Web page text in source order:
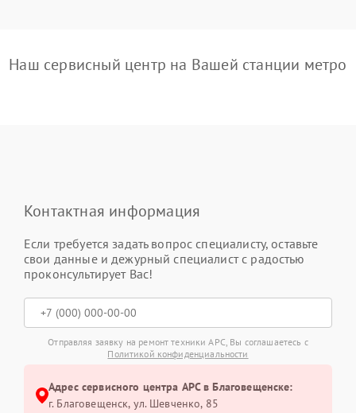
Наш сервисный центр на Вашей станции метро
Контактная информация
Если требуется задать вопрос специалисту, оставьте
свои данные и дежурный специалист с радостью
проконсультирует Вас!
Отправляя заявку на ремонт техники APC, Вы соглашаетесь с
Политикой конфиденциальности
Адрес сервисного центра APC в Благовещенске:
г. Благовещенск, ул. Шевченко, 85